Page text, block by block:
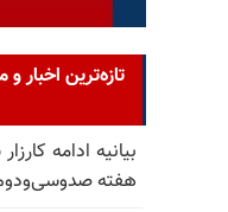
تازه‌ترین اخبار و
بیانیه ادامه
هفته صدوسی‌و‌دوم در ۵۹